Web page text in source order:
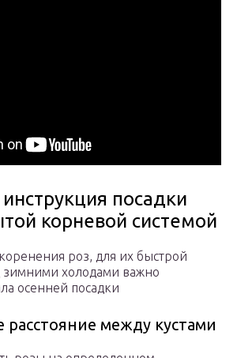
посадки
корневой системой
роз, для их быстрой
зимними холодами важно
осенней посадки
между кустами